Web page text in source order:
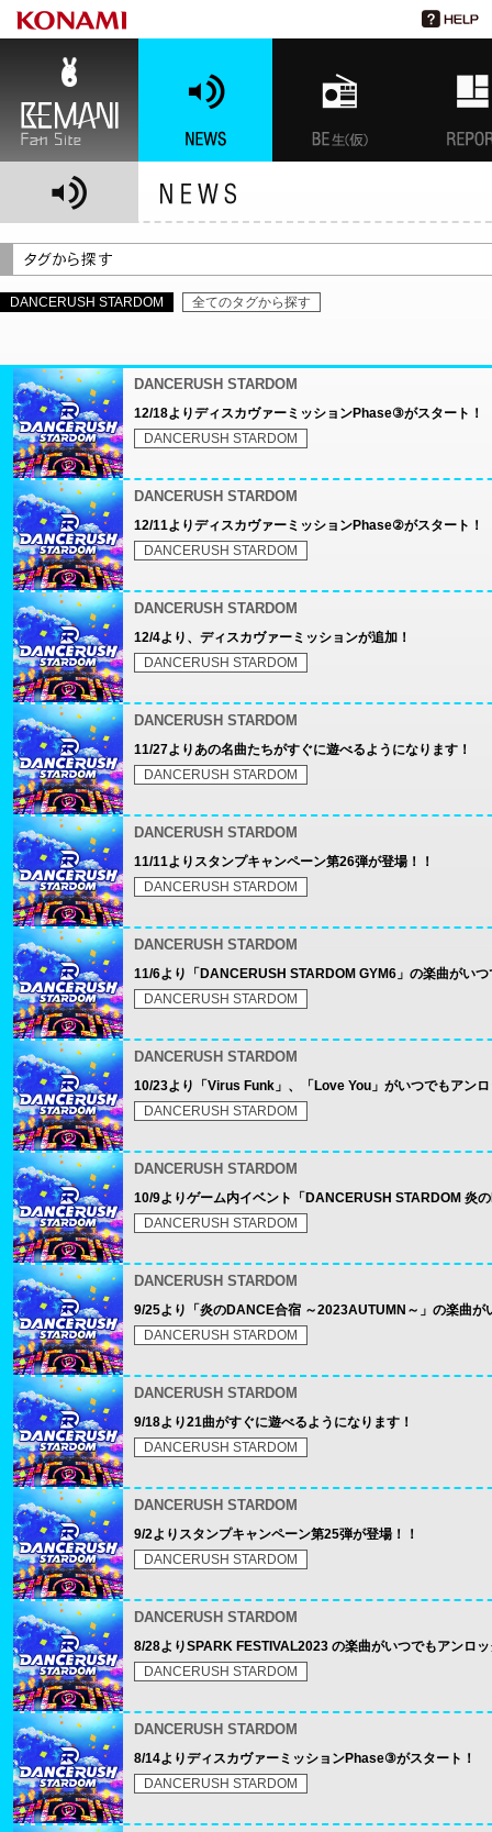
DANCERUSH STARDOM 全てのタグから探す
DANCERUSH STARDOM
12/18よりディスカヴァーミッションPhase③がスタート！
DANCERUSH STARDOM
DANCERUSH STARDOM
12/11よりディスカヴァーミッションPhase②がスタート！
DANCERUSH STARDOM
DANCERUSH STARDOM
12/4より、ディスカヴァーミッションが追加！
DANCERUSH STARDOM
DANCERUSH STARDOM
11/27よりあの名曲たちがすぐに遊べるようになります！
DANCERUSH STARDOM
DANCERUSH STARDOM
11/11よりスタンプキャンペーン第26弾が登場！！
DANCERUSH STARDOM
DANCERUSH STARDOM
11/6より「DANCERUSH STARDOM GYM6」の楽曲がい
DANCERUSH STARDOM
DANCERUSH STARDOM
10/23より「Virus Funk」、「Love You」がいつでもアン
DANCERUSH STARDOM
DANCERUSH STARDOM
10/9よりゲーム内イベント「DANCERUSH STARDOM 炎
DANCERUSH STARDOM
DANCERUSH STARDOM
9/25より「炎のDANCE合宿 ～2023AUTUMN～」の楽曲が
DANCERUSH STARDOM
DANCERUSH STARDOM
9/18より21曲がすぐに遊べるようになります！
DANCERUSH STARDOM
DANCERUSH STARDOM
9/2よりスタンプキャンペーン第25弾が登場！！
DANCERUSH STARDOM
DANCERUSH STARDOM
8/28よりSPARK FESTIVAL2023 の楽曲がいつでもアンロ
DANCERUSH STARDOM
DANCERUSH STARDOM
8/14よりディスカヴァーミッションPhase③がスタート！
DANCERUSH STARDOM